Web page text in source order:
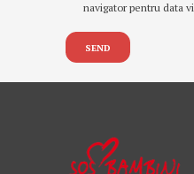
navigator pentru data